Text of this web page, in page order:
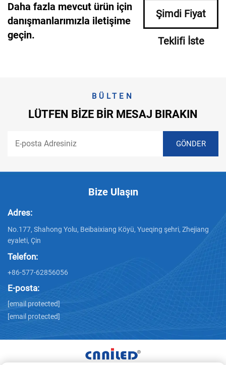
Daha fazla mevcut ürün için
danışmanlarımızla iletişime
geçin.
Şimdi Fiyat
Teklifi İste
BÜLTEN
LÜTFEN BIZE BIR MESAJ BIRAKIN
Bize Ulaşın
Adres:
No.177, Shahong Yolu, Beibaixiang Köyü, Yueqing şehri, Zhejiang
eyaleti, Çin
Telefon:
+86-577-62856056
E-posta:
[email protected]
[email protected]